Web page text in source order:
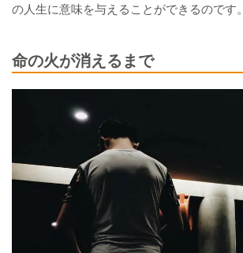
の人生に意味を与えることができるのです。
命の火が消えるまで